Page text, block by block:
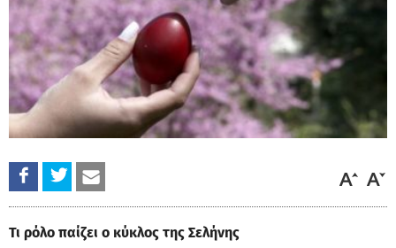
Τι ρόλο παίζει ο κύκλος της Σελήνης